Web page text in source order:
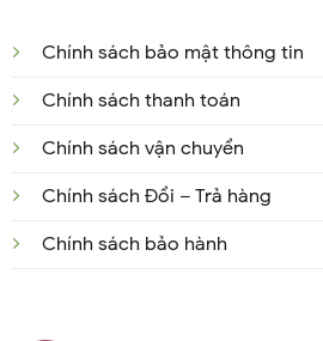
Chính sách bảo mật thông tin
Chính sách thanh toán
Chính sách vận chuyển
Chính sách Đổi – Trả hàng
Chính sách bảo hành